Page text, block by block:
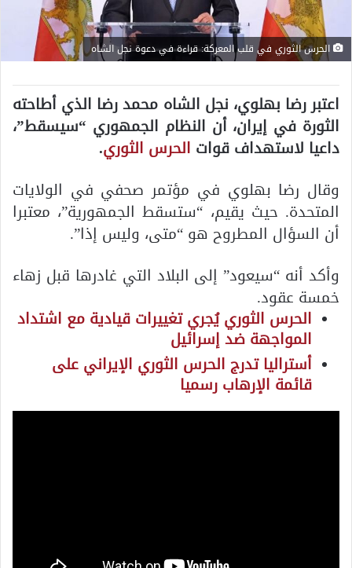
الحرس الثوري في قلب المعركة: قراءة في دعوة نجل الشاه
اعتبر رضا بهلوي، نجل الشاه محمد رضا الذي أطاحته
الثورة في إيران، أن النظام الجمهوري “سيسقط”،
داعيا لاستهداف قوات الحرس الثوري.
وقال رضا بهلوي في مؤتمر صحفي في الولايات
المتحدة. حيث يقيم، “ستسقط الجمهورية”، معتبرا
أن السؤال المطروح هو “متى، وليس إذا”.
وأكد أنه “سيعود” إلى البلاد التي غادرها قبل زهاء
خمسة عقود.
الحرس الثوري يُجري تغييرات قيادية مع اشتداد
المواجهة ضد إسرائيل
أستراليا تدرج الحرس الثوري الإيراني على
قائمة الإرهاب رسميا